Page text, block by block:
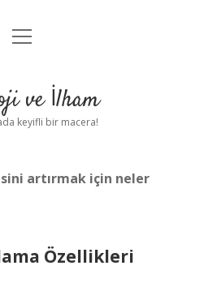
Anasayfa
Uyarı
menüyü
ve İlham
keyifli bir macera!
artırmak için neler
Özellikleri